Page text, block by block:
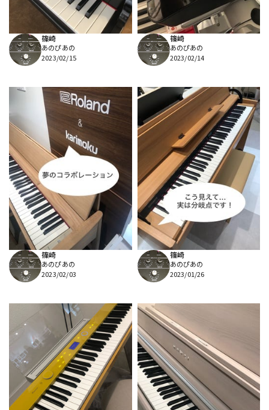
篠崎
あのぴあの
2023/02/15
篠崎
あのぴあの
2023/02/14
篠崎
あのぴあの
2023/02/03
篠崎
あのぴあの
2023/01/26